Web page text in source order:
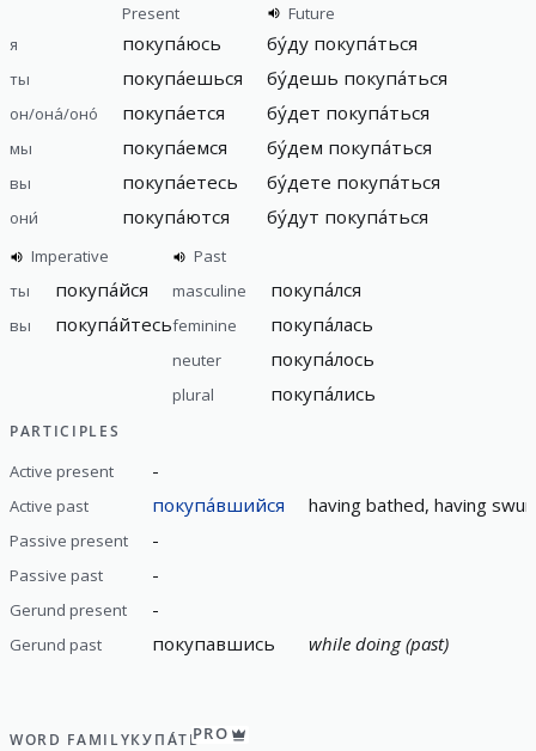
Present
Future
я
покупа́юсь бу́ду покупа́ться
ты покупа́ешься бу́дешь покупа́ться
он/она́/оно́ покупа́ется бу́дет покупа́ться
мы покупа́емся бу́дем покупа́ться
вы покупа́етесь бу́дете покупа́ться
они́ покупа́ются бу́дут покупа́ться
Imperative
ты
покупа́йся
вы покупа́йтесь
Past
masculine
покупа́лся
feminine покупа́лась
neuter покупа́лось
plural покупа́лись
PARTICIPLES
Active present -
Active past покупа́вшийся having bathed, having
Passive present -
Passive past -
Gerund present -
Gerund past покупавшись while doing (past)
WORD FAMILYКУПА́ТЬPRO